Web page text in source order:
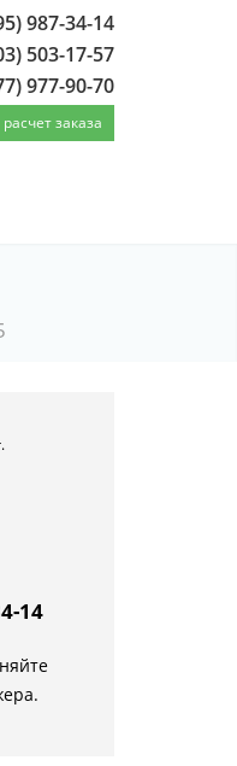
987-34-14
503-17-57
977-90-70
заказа
14